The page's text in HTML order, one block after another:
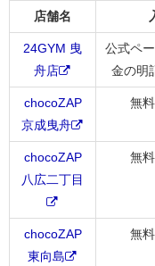
店舗名
24GYM 曳
舟店
公式ペ
金の明
chocoZAP
京成曳舟
無
chocoZAP
八広二丁目
無
chocoZAP
東向島
無